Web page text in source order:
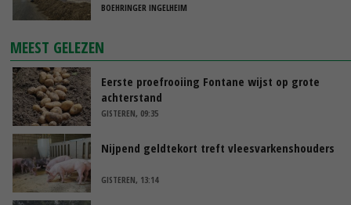
BOEHRINGER INGELHEIM
MEEST GELEZEN
Eerste proefrooiing Fontane wijst op grote
achterstand
GISTEREN, 09:35
Nijpend geldtekort treft vleesvarkenshouders
GISTEREN, 13:14